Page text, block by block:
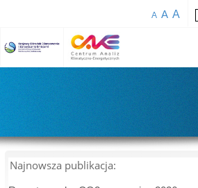
A A A
Najnowsza publikacja: